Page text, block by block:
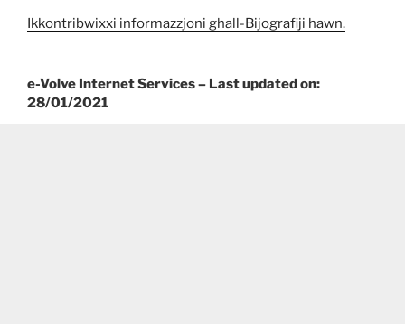
Ikkontribwixxi informazzjoni ghall-Bijografiji hawn.
e-Volve Internet Services – Last updated on:
28/01/2021